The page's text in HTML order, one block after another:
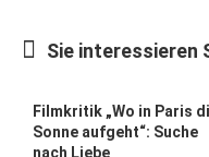
Ausflug & Reise
Podcast
Sie interessieren
Filmkritik „Wo in Paris
Sonne aufgeht“: Suche
nach Liebe